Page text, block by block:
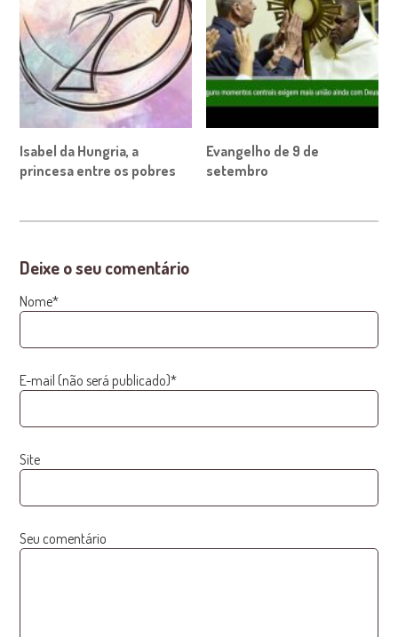
Isabel da Hungria, a
princesa entre os pobres
Evangelho de 9 de
setembro
Deixe o seu comentário
Nome*
E-mail (não será publicado)*
Site
Seu comentário